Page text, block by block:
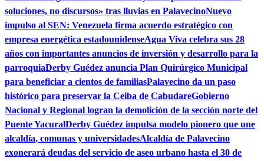
soluciones, no discursos» tras lluvias en PalavecinoNuevo
impulso al SEN: Venezuela firma acuerdo estratégico con
empresa energética estadounidenseAgua Viva celebra sus 28
años con importantes anuncios de inversión y desarrollo para la
parroquiaDerby Guédez anuncia Plan Quirúrgico Municipal
para beneficiar a cientos de familiasPalavecino da un paso
histórico para preservar la Ceiba de CabudareGobierno
Nacional y Regional logran la demolición de la sección norte del
Puente YacuralDerby Guédez impulsa modelo pionero que une
alcaldía, comunas y universidadesAlcaldía de Palavecino
exonerará deudas del servicio de aseo urbano hasta el 30 de